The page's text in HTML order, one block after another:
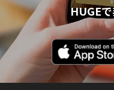
HUGE